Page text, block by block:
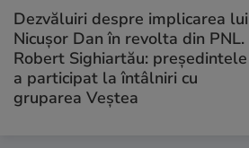
Dezvăluiri despre implicarea lui
Nicușor Dan în revolta din PNL.
Robert Sighiartău: președintele
a participat la întâlniri cu
gruparea Veștea